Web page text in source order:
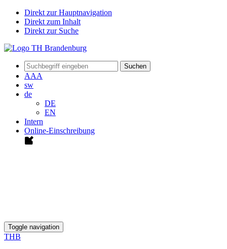
Direkt zur Hauptnavigation
Direkt zum Inhalt
Direkt zur Suche
Suchen
AAA
sw
de
DE
EN
Intern
Online-Einschreibung
Toggle navigation
THB